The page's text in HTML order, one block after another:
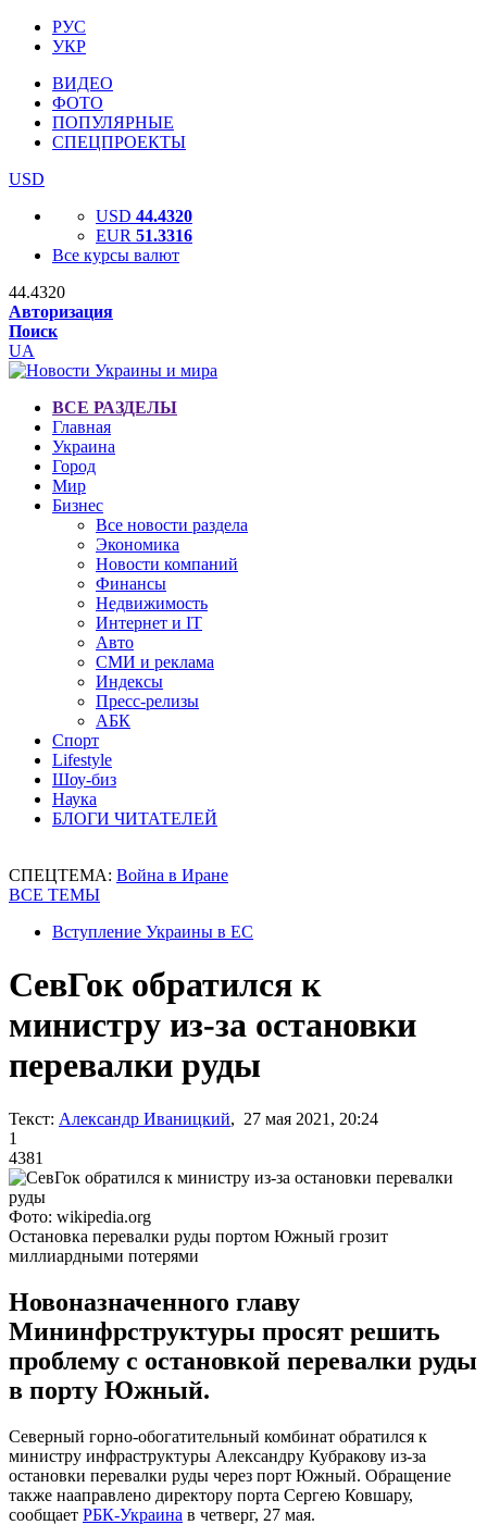
РУС
УКР
ВИДЕО
ФОТО
ПОПУЛЯРНЫЕ
СПЕЦПРОЕКТЫ
USD
USD 44.4320
EUR 51.3316
Все курсы валют
44.4320
Авторизация
Поиск
UA
ВСЕ РАЗДЕЛЫ
Главная
Украина
Город
Мир
Бизнес
Все новости раздела
Экономика
Новости компаний
Финансы
Недвижимость
Интернет и IT
Авто
СМИ и реклама
Индексы
Пресс-релизы
АБК
Спорт
Lifestyle
Шоу-биз
Наука
БЛОГИ ЧИТАТЕЛЕЙ
СПЕЦТЕМА: Война в Иране
ВСЕ ТЕМЫ
Вступление Украины в ЕС
СевГок обратился к
министру из-за остановки
перевалки руды
Текст: Александр Иваницкий, 27 мая 2021, 20:24
1
4381
Фото: wikipedia.org
Остановка перевалки руды портом Южный грозит
миллиардными потерями
Новоназначенного главу
Мининфрструктуры просят решить
проблему с остановкой перевалки руды
в порту Южный.
Северный горно-обогатительный комбинат обратился к
министру инфраструктуры Александру Кубракову из-за
остановки перевалки руды через порт Южный. Обращение
также нааправлено директору порта Сергею Ковшару,
сообщает РБК-Украина в четверг, 27 мая.